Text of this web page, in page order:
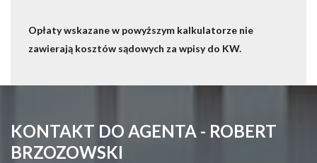
Opłaty wskazane w powyższym kalkulatorze nie
zawierają kosztów sądowych za wpisy do KW.
KONTAKT DO AGENTA - ROBERT
BRZOZOWSKI